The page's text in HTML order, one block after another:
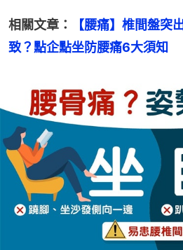
相關文章：
【腰痛】椎間盤突
致？點企點坐防腰痛6大須知